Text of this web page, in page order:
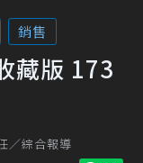
銷售
藏版 173
／綜合報導